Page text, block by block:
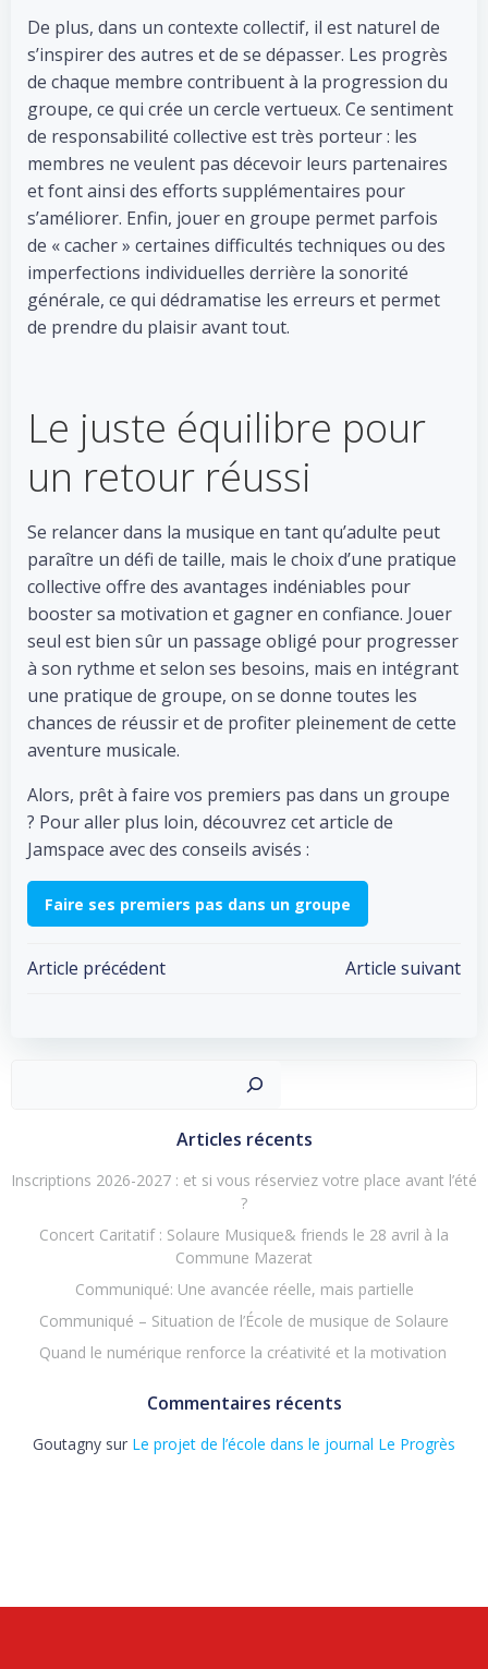
De plus, dans un contexte collectif, il est naturel de
s’inspirer des autres et de se dépasser. Les progrès
de chaque membre contribuent à la progression du
groupe, ce qui crée un cercle vertueux. Ce sentiment
de responsabilité collective est très porteur : les
membres ne veulent pas décevoir leurs partenaires
et font ainsi des efforts supplémentaires pour
s’améliorer. Enfin, jouer en groupe permet parfois
de « cacher » certaines difficultés techniques ou des
imperfections individuelles derrière la sonorité
générale, ce qui dédramatise les erreurs et permet
de prendre du plaisir avant tout.
Le juste équilibre pour
un retour réussi
Se relancer dans la musique en tant qu’adulte peut
paraître un défi de taille, mais le choix d’une pratique
collective offre des avantages indéniables pour
booster sa motivation et gagner en confiance. Jouer
seul est bien sûr un passage obligé pour progresser
à son rythme et selon ses besoins, mais en intégrant
une pratique de groupe, on se donne toutes les
chances de réussir et de profiter pleinement de cette
aventure musicale.
Alors, prêt à faire vos premiers pas dans un groupe
? Pour aller plus loin, découvrez cet article de
Jamspace avec des conseils avisés :
Faire ses premiers pas dans un groupe
Post
Article précédent Article suivant
Articles récents
Inscriptions 2026-2027 : et si vous réserviez votre place avant l’été
?
Concert Caritatif : Solaure Musique& friends le 28 avril à la
Commune Mazerat
Communiqué: Une avancée réelle, mais partielle
Communiqué – Situation de l’École de musique de Solaure
Quand le numérique renforce la créativité et la motivation
Commentaires récents
Goutagny sur Le projet de l’école dans le journal Le Progrès